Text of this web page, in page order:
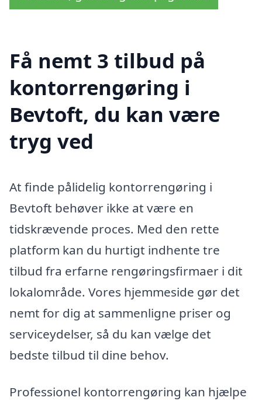
Få nemt 3 tilbud på
kontorrengøring i
Bevtoft, du kan være
tryg ved
At finde pålidelig kontorrengøring i
Bevtoft behøver ikke at være en
tidskrævende proces. Med den rette
platform kan du hurtigt indhente tre
tilbud fra erfarne rengøringsfirmaer i dit
lokalområde. Vores hjemmeside gør det
nemt for dig at sammenligne priser og
serviceydelser, så du kan vælge det
bedste tilbud til dine behov.
Professionel kontorrengøring kan hjælpe